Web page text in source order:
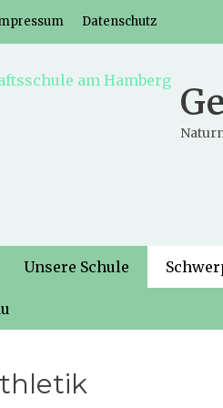
Menü Datenschutz
Unsere Schule